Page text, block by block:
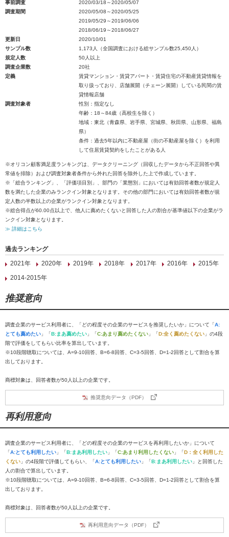
事前調査
2020/03/18～2020/05/07
調査期間
2020/05/08～2020/05/25
2019/05/29～2019/06/06
2018/06/19～2018/06/27
更新日
2020/10/01
サンプル数
1,173人（全国調査における総サンプル数25,450人）
規定人数
50人以上
調査企業数
20社
定義
賃貸マンション・賃貸アパート・賃貸住宅の不動産賃貸情報を
取り扱っており、店舗展開（チェーン展開）している民間の賃
貸情報店舗
調査対象者
性別：指定なし
年齢：18～84歳（高校生を除く）
地域：東北（青森県、岩手県、宮城県、秋田県、山形県、福島
県）
条件：過去5年以内に不動産屋（街の不動産屋を除く）を利用
して住居賃貸契約をしたことがある人
※オリコン顧客満足度ランキングは、データクリーニング（回収したデータから不正回答や異
常値を排除）および調査対象者条件から外れた回答を除外した上で作成しています。
※「総合ランキング」、「評価項目別」、部門の「業態別」においては有効回答者数が規定人
数を満たした企業のみランクイン対象となります。その他の部門においては有効回答者数が規
定人数の半数以上の企業がランクイン対象となります。
※総合得点が60.00点以上で、他人に薦めたくないと回答した人の割合が基準値以下の企業がラ
ンクイン対象となります。
≫ 詳細はこちら
過去ランキング
2021年
2020年 2019年 2018年 2017年 2016年
2015年
2014-2015年
推奨意向
調査企業のサービス利用者に、「どの程度その企業のサービスを推奨したいか」について「A:
とても薦めたい 」「B:まあ薦めたい 」「C:あまり薦めたくない 」「D:全く薦めたくない 」の4段
階で評価をしてもらい比率を算出しています。
※10段階聴取については、A=9-10回答、B=6-8回答、C=3-5回答、D=1-2回答として割合を算
出しております。
商標対象は、回答者数が50人以上の企業です。
推奨意向データ（PDF）
再利用意向
調査企業のサービス利用者に、「どの程度その企業のサービスを再利用したいか」について
「A:とても利用したい 」「B:まあ利用したい 」「C:あまり利用したくない 」「D：全く利用した
くない 」の4段階で評価してもらい、「A:とても利用したい 」「B:まあ利用したい 」と回答した
人の割合で算出しています。
※10段階聴取については、A=9-10回答、B=6-8回答、C=3-5回答、D=1-2回答として割合を算
出しております。
商標対象は、回答者数が50人以上の企業です。
再利用意向データ（PDF）